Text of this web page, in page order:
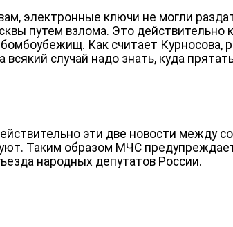
электронные ключи не могли
путем взлома. Это действительно
Как считает Курносова,
всякий случай надо знать, куда
эти две новости между
Таким образом МЧС
народных депутатов России.